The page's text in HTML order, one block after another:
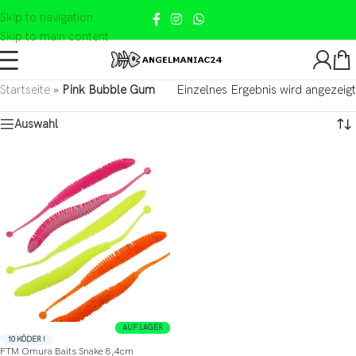
Skip to navigation
Skip to main content
Startseite » Pink Bubble Gum Einzelnes Ergebnis wird angezeigt
Auswahl
AUF LAGER
10 KÖDER !
FTM Omura Baits Snake 8,4cm